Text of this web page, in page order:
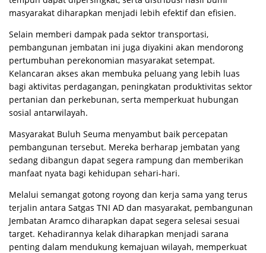
masyarakat diharapkan menjadi lebih efektif dan efisien.
Selain memberi dampak pada sektor transportasi,
pembangunan jembatan ini juga diyakini akan mendorong
pertumbuhan perekonomian masyarakat setempat.
Kelancaran akses akan membuka peluang yang lebih luas
bagi aktivitas perdagangan, peningkatan produktivitas sektor
pertanian dan perkebunan, serta memperkuat hubungan
sosial antarwilayah.
Masyarakat Buluh Seuma menyambut baik percepatan
pembangunan tersebut. Mereka berharap jembatan yang
sedang dibangun dapat segera rampung dan memberikan
manfaat nyata bagi kehidupan sehari-hari.
Melalui semangat gotong royong dan kerja sama yang terus
terjalin antara Satgas TNI AD dan masyarakat, pembangunan
Jembatan Aramco diharapkan dapat segera selesai sesuai
target. Kehadirannya kelak diharapkan menjadi sarana
penting dalam mendukung kemajuan wilayah, memperkuat